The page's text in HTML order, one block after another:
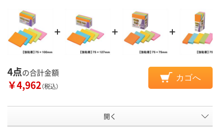
4点の合計金額
￥4,962（税込）
カゴへ
開く